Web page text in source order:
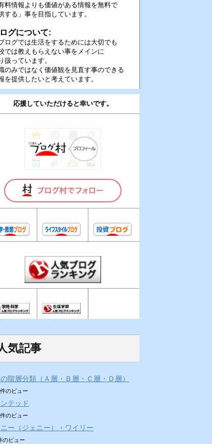
有料情報よりも価値がある情報を無料で
する」事を目指しています。
グについて:
ログでは生活をするためには大切でも
では教えもらえない事をメインに
扱っています。
のみではなく価値観を見直す事のできる
を提供したいと考えています。
応援していただけると幸いです。
気記事
階層分類（Ａ層・Ｂ層・Ｃ層・Ｄ層）
のビュー
テッド
のビュー
ー（ジェニー）・ワイリー
のビュー